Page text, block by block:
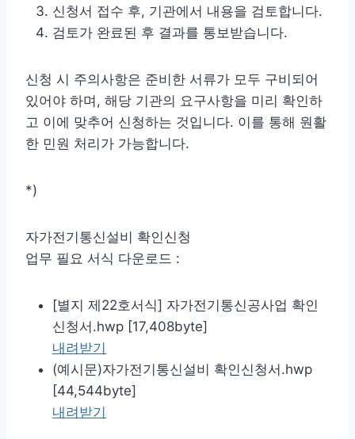
신청서 접수 후, 기관에서 내용을 검토합니다.
검토가 완료된 후 결과를 통보받습니다.
신청 시 주의사항은 준비한 서류가 모두 구비되어
있어야 하며, 해당 기관의 요구사항을 미리 확인하
고 이에 맞추어 신청하는 것입니다. 이를 통해 원활
한 민원 처리가 가능합니다.
*)
자가전기통신설비 확인신청
업무 필요 서식 다운로드 :
[별지 제22호서식] 자가전기통신공사업 확인
신청서.hwp [17,408byte]
내려받기
(예시문)자가전기통신설비 확인신청서.hwp
[44,544byte]
내려받기